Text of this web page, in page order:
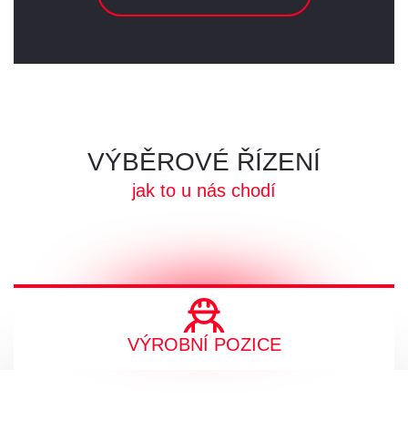
VÝBĚROVÉ ŘÍZENÍ
jak to u nás chodí
VÝROBNÍ POZICE